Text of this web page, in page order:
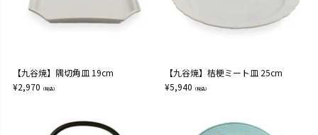
【九谷焼】隅切角皿 19cm
¥2,970 （税込）
【九谷焼】桔梗ミート皿 25cm
¥5,940 （税込）